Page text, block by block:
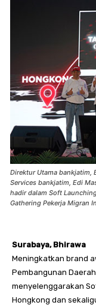
Direktur Utama bankjatim,
Services bankjatim, Edi
hadir dalam Soft
Gathering Pekerja Migran
Surabaya, Bhirawa
Meningkatkan brand
Pembangunan
menyelenggarakan
Hongkong dan